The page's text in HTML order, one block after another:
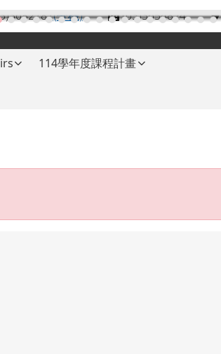
(分機) (03)3654824
114學年度課程計畫